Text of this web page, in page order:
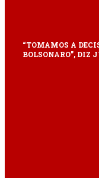
“TOMAMOS A
BOLSONARO”, DIZ